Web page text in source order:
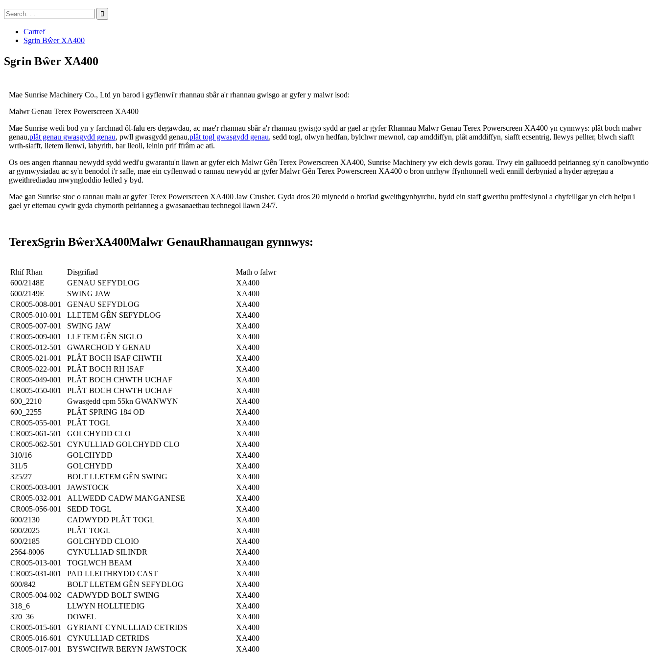
Cartref
Sgrin Bŵer XA400
Sgrin Bŵer XA400
Mae Sunrise Machinery Co., Ltd yn barod i gyflenwi'r rhannau sbâr a'r rhannau gwisgo ar gyfer y malwr isod:
Malwr Genau Terex Powerscreen XA400
Mae Sunrise wedi bod yn y farchnad ôl-falu ers degawdau, ac mae'r rhannau sbâr a'r rhannau gwisgo sydd ar gael ar gyfer Rhannau Malwr Genau Terex Powerscreen XA400 yn cynnwys: plât boch malwr
genau,plât genau gwasgydd genau, pwll gwasgydd genau,plât togl gwasgydd genau, sedd togl, olwyn hedfan, bylchwr mewnol, cap amddiffyn, plât amddiffyn, siafft ecsentrig, llewys pellter, blwch siafft
wrth-siafft, lletem llenwi, labyrith, bar lleoli, leinin prif ffrâm ac ati.
Os oes angen rhannau newydd sydd wedi'u gwarantu'n llawn ar gyfer eich Malwr Gên Terex Powerscreen XA400, Sunrise Machinery yw eich dewis gorau. Trwy ein galluoedd peirianneg sy'n canolbwyntio
ar gymwysiadau ac sy'n benodol i'r safle, mae ein cyflenwad o rannau newydd ar gyfer Malwr Gên Terex Powerscreen XA400 o bron unrhyw ffynhonnell wedi ennill derbyniad a hyder agregau a
gweithrediadau mwyngloddio ledled y byd.
Mae gan Sunrise stoc o rannau malu ar gyfer Terex Powerscreen XA400 Jaw Crusher. Gyda dros 20 mlynedd o brofiad gweithgynhyrchu, bydd ein staff gwerthu proffesiynol a chyfeillgar yn eich helpu i
gael yr eitemau cywir gyda chymorth peirianneg a gwasanaethau technegol llawn 24/7.
TerexSgrin BŵerXA400Malwr GenauRhannaugan gynnwys:
Rhif Rhan Disgrifiad
Math o falwr
600/2148E
GENAU SEFYDLOG
XA400
600/2149E
SWING JAW
XA400
CR005-008-001
GENAU SEFYDLOG
XA400
CR005-010-001
LLETEM GÊN SEFYDLOG
XA400
CR005-007-001
SWING JAW
XA400
CR005-009-001
LLETEM GÊN SIGLO
XA400
CR005-012-501
GWARCHOD Y GENAU
XA400
CR005-021-001
PLÂT BOCH ISAF CHWTH
XA400
CR005-022-001
PLÂT BOCH RH ISAF
XA400
CR005-049-001
PLÂT BOCH CHWTH UCHAF
XA400
CR005-050-001
PLÂT BOCH CHWTH UCHAF
XA400
600_2210
Gwasgedd cpm 55kn GWANWYN
XA400
600_2255
PLÂT SPRING 184 OD
XA400
CR005-055-001
PLÂT TOGL
XA400
CR005-061-501
GOLCHYDD CLO
XA400
CR005-062-501
CYNULLIAD GOLCHYDD CLO
XA400
310/16
GOLCHYDD
XA400
311/5
GOLCHYDD
XA400
325/27
BOLT LLETEM GÊN SWING
XA400
CR005-003-001
JAWSTOCK
XA400
CR005-032-001
ALLWEDD CADW MANGANESE
XA400
CR005-056-001
SEDD TOGL
XA400
600/2130
CADWYDD PLÂT TOGL
XA400
600/2025
PLÂT TOGL
XA400
600/2185
GOLCHYDD CLOIO
XA400
2564-8006
CYNULLIAD SILINDR
XA400
CR005-013-001
TOGLWCH BEAM
XA400
CR005-031-001
PAD LLEITHRYDD CAST
XA400
600/842
BOLT LLETEM GÊN SEFYDLOG
XA400
CR005-004-002
CADWYDD BOLT SWING
XA400
318_6
LLWYN HOLLTIEDIG
XA400
320_36
DOWEL
XA400
CR005-015-601
GYRIANT CYNULLIAD CETRIDS
XA400
CR005-016-601
CYNULLIAD CETRIDS
XA400
CR005-017-001
BYSWCHWR BERYN JAWSTOCK
XA400